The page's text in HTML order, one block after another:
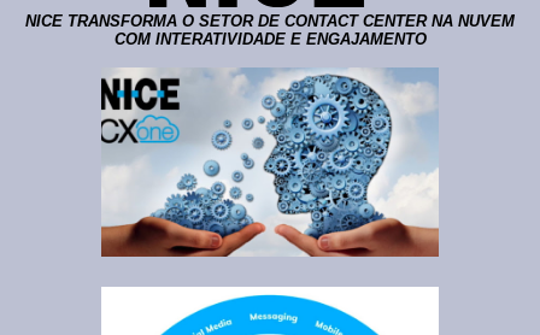
NICE TRANSFORMA O SETOR DE CONTACT CENTER NA NUVEM
COM INTERATIVIDADE E ENGAJAMENTO